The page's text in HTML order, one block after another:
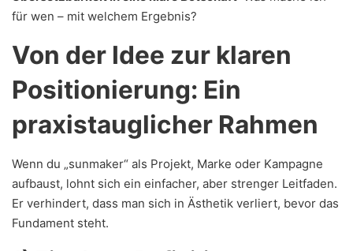
für wen – mit welchem Ergebnis?
Von der Idee zur klaren
Positionierung: Ein
praxistauglicher Rahmen
Wenn du „sunmaker“ als Projekt, Marke oder Kampagne
aufbaust, lohnt sich ein einfacher, aber strenger Leitfaden.
Er verhindert, dass man sich in Ästhetik verliert, bevor das
Fundament steht.